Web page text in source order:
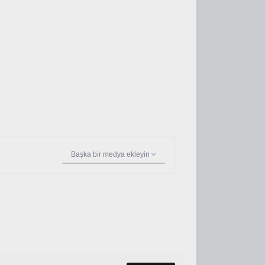
Başka bir medya ekleyin